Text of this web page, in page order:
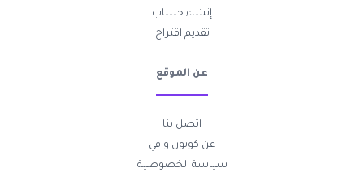
إنشاء حساب
تقديم اقتراح
عن الموقع
اتصل بنا
عن كوبون وافي
سياسة الخصوصية